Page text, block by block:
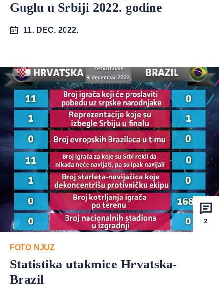
Guglu u Srbiji 2022. godine
11. DEC. 2022.
2
FOTO NJUZ
Statistika utakmice Hrvatska-
Brazil